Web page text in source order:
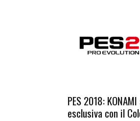
PES 2018:
esclusiva con il